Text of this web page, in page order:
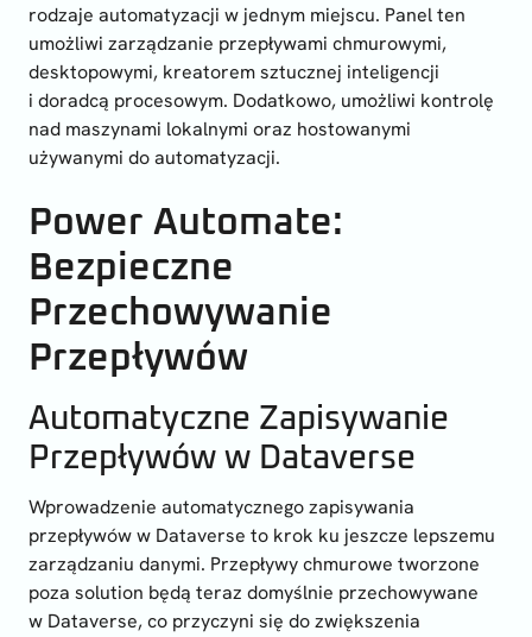
rodzaje automatyzacji w jednym miejscu. Panel ten
umożliwi zarządzanie przepływami chmurowymi,
desktopowymi, kreatorem sztucznej inteligencji
i doradcą procesowym. Dodatkowo, umożliwi kontrolę
nad maszynami lokalnymi oraz hostowanymi
używanymi do automatyzacji.
Power Automate:
Bezpieczne
Przechowywanie
Przepływów
Automatyczne Zapisywanie
Przepływów w Dataverse
Wprowadzenie automatycznego zapisywania
przepływów w Dataverse to krok ku jeszcze lepszemu
zarządzaniu danymi. Przepływy chmurowe tworzone
poza solution będą teraz domyślnie przechowywane
w Dataverse, co przyczyni się do zwiększenia